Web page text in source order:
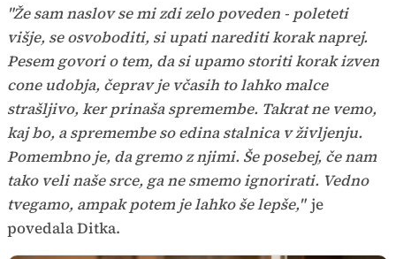
"Že sam naslov se mi zdi zelo poveden - poleteti
višje, se osvoboditi, si upati narediti korak naprej.
Pesem govori o tem, da si upamo storiti korak izven
cone udobja, čeprav je včasih to lahko malce
strašljivo, ker prinaša spremembe. Takrat ne vemo,
kaj bo, a spremembe so edina stalnica v življenju.
Pomembno je, da gremo z njimi. Še posebej, če nam
tako veli naše srce, ga ne smemo ignorirati. Vedno
tvegamo, ampak potem je lahko še lepše," je
povedala Ditka.